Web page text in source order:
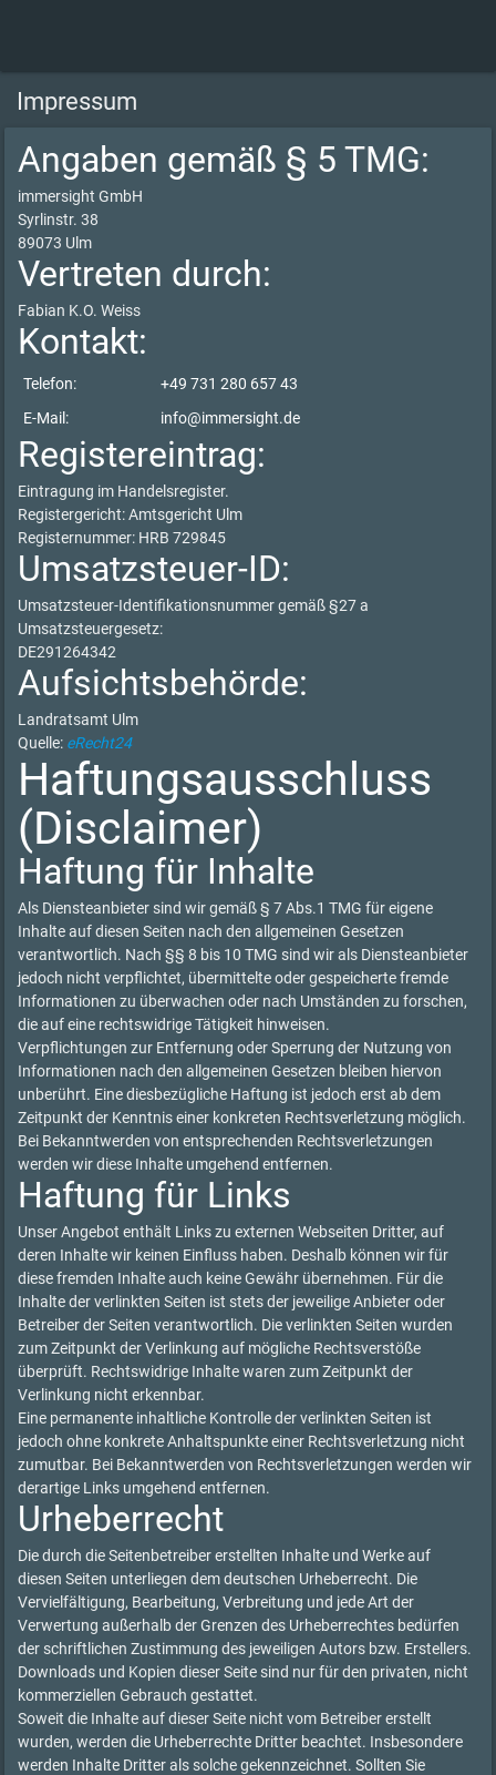
Impressum
Angaben gemäß § 5 TMG:
immersight GmbH
Syrlinstr. 38
89073 Ulm
Vertreten durch:
Fabian K.O. Weiss
Kontakt:
Telefon:
+49 731 280 657 43
E-Mail:
info@immersight.de
Registereintrag:
Eintragung im Handelsregister.
Registergericht: Amtsgericht Ulm
Registernummer: HRB 729845
Umsatzsteuer-ID:
Umsatzsteuer-Identifikationsnummer gemäß §27 a
Umsatzsteuergesetz:
DE291264342
Aufsichtsbehörde:
Landratsamt Ulm
Quelle: eRecht24
Haftungsausschluss
(Disclaimer)
Haftung für Inhalte
Als Diensteanbieter sind wir gemäß § 7 Abs.1 TMG für eigene
Inhalte auf diesen Seiten nach den allgemeinen Gesetzen
verantwortlich. Nach §§ 8 bis 10 TMG sind wir als Diensteanbieter
jedoch nicht verpflichtet, übermittelte oder gespeicherte fremde
Informationen zu überwachen oder nach Umständen zu forschen,
die auf eine rechtswidrige Tätigkeit hinweisen.
Verpflichtungen zur Entfernung oder Sperrung der Nutzung von
Informationen nach den allgemeinen Gesetzen bleiben hiervon
unberührt. Eine diesbezügliche Haftung ist jedoch erst ab dem
Zeitpunkt der Kenntnis einer konkreten Rechtsverletzung möglich.
Bei Bekanntwerden von entsprechenden Rechtsverletzungen
werden wir diese Inhalte umgehend entfernen.
Haftung für Links
Unser Angebot enthält Links zu externen Webseiten Dritter, auf
deren Inhalte wir keinen Einfluss haben. Deshalb können wir für
diese fremden Inhalte auch keine Gewähr übernehmen. Für die
Inhalte der verlinkten Seiten ist stets der jeweilige Anbieter oder
Betreiber der Seiten verantwortlich. Die verlinkten Seiten wurden
zum Zeitpunkt der Verlinkung auf mögliche Rechtsverstöße
überprüft. Rechtswidrige Inhalte waren zum Zeitpunkt der
Verlinkung nicht erkennbar.
Eine permanente inhaltliche Kontrolle der verlinkten Seiten ist
jedoch ohne konkrete Anhaltspunkte einer Rechtsverletzung nicht
zumutbar. Bei Bekanntwerden von Rechtsverletzungen werden wir
derartige Links umgehend entfernen.
Urheberrecht
Die durch die Seitenbetreiber erstellten Inhalte und Werke auf
diesen Seiten unterliegen dem deutschen Urheberrecht. Die
Vervielfältigung, Bearbeitung, Verbreitung und jede Art der
Verwertung außerhalb der Grenzen des Urheberrechtes bedürfen
der schriftlichen Zustimmung des jeweiligen Autors bzw. Erstellers.
Downloads und Kopien dieser Seite sind nur für den privaten, nicht
kommerziellen Gebrauch gestattet.
Soweit die Inhalte auf dieser Seite nicht vom Betreiber erstellt
wurden, werden die Urheberrechte Dritter beachtet. Insbesondere
werden Inhalte Dritter als solche gekennzeichnet. Sollten Sie